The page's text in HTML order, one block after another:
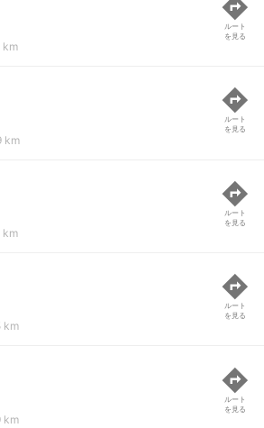
km
ルート
を見る
km
ルート
を見る
km
ルート
を見る
km
ルート
を見る
km
ルート
を見る